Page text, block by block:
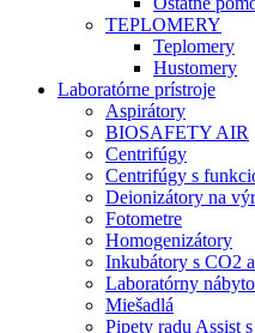
TEPLOMERY
Teplomery
Hustomery
Laboratórne prístroje
Aspirátory
BIOSAFETY AIR
Centrifúgy
Centrifúgy s
Deionizátory na
Fotometre
Homogenizátory
Inkubátory s CO2
Laboratórny
Miešadlá
Pipety radu Assist